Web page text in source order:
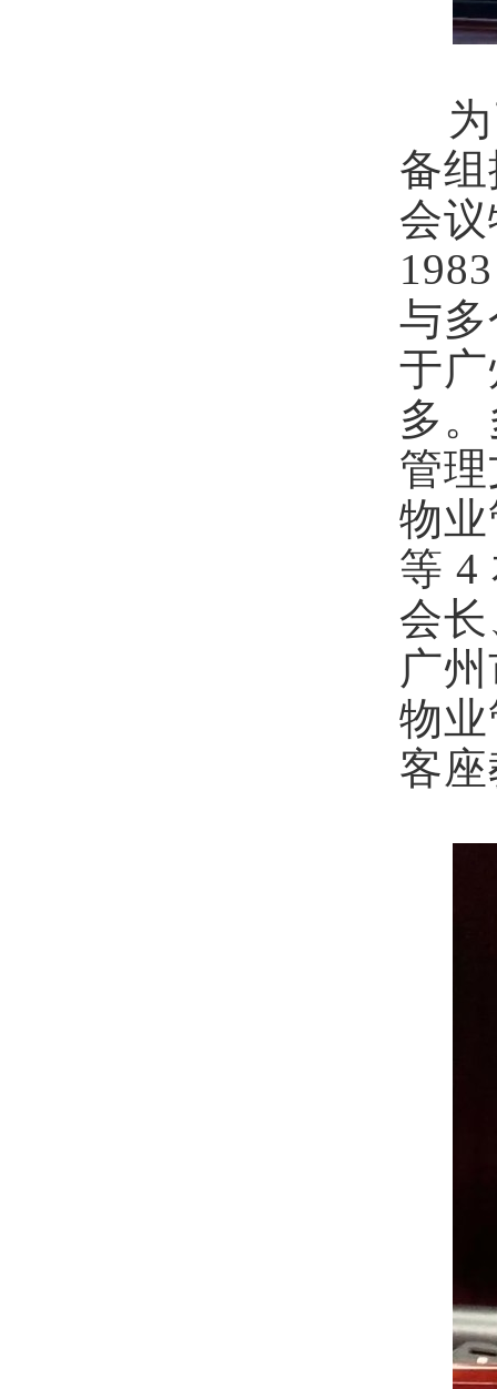
为
备
会
与
于
多
管
物
等 4
会
广
物
客